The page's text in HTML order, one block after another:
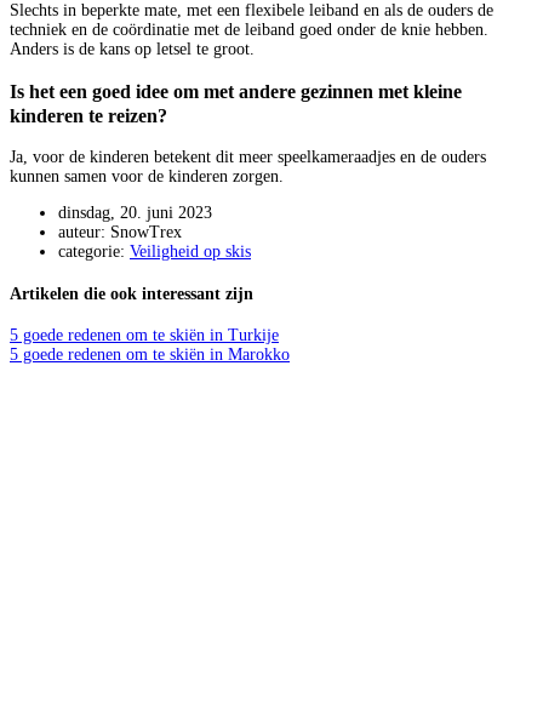
Slechts in beperkte mate, met een flexibele leiband en als de ouders de
techniek en de coördinatie met de leiband goed onder de knie hebben.
Anders is de kans op letsel te groot.
Is het een goed idee om met andere gezinnen met kleine
kinderen te reizen?
Ja, voor de kinderen betekent dit meer speelkameraadjes en de ouders
kunnen samen voor de kinderen zorgen.
dinsdag, 20. juni 2023
auteur: SnowTrex
categorie: Veiligheid op skis
Artikelen die ook interessant zijn
5 goede redenen om te skiën in Turkije
5 goede redenen om te skiën in Marokko